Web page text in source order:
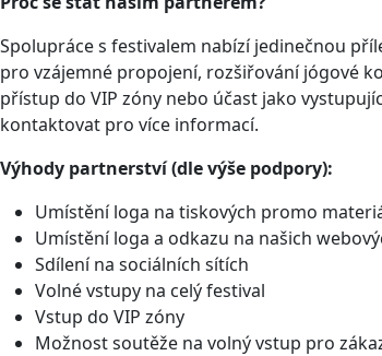
Spolupráce s festivalem nabízí jedinečnou
pro vzájemné propojení, rozšiřování jógové
přístup do VIP zóny nebo účast jako
kontaktovat pro více informací.
Výhody partnerství (dle výše podpory):
Umístění loga na tiskových promo
Umístění loga a odkazu na našich
Sdílení na sociálních sítích
Volné vstupy na celý festival
Vstup do VIP zóny
Možnost soutěže na volný vstup pro